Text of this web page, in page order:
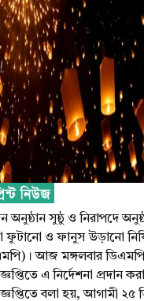
অনুষ্ঠান সুষ্ঠু ও নিরাপদে
ফুটানো ও ফানুস উড়ানো
আজ মঙ্গলবার
এ নির্দেশনা প্রদান
বলা হয়, আগামী ২৫